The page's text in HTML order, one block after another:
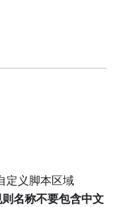
定义脚本区域
名称不要包含中文